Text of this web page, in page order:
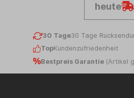
heute
30 Tage30 Tage
TopKundenzufriedenheit
Bestpreis Garantie (Artikel